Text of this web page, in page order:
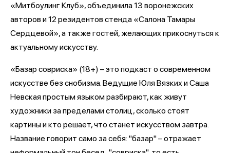
«Митбоулинг Клуб», объединила 13 воронежских
авторов и 12 резидентов стенда «Салона Тамары
Сердцевой», а также гостей, желающих прикоснуться к
актуальному искусству.
«Базар совриска» (18+) – это подкаст о современном
искусстве без снобизма. Ведущие Юля Вязких и Саша
Невская простым языком разбирают, как живут
художники за пределами столиц, сколько стоят
картины и кто решает, что станет искусством завтра.
Название говорит само за себя: "базар" – отражает